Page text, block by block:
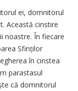
ei, domnitorul
Această cinstire
noastre. În fiecare
Sfinților
în cinstea
parastasul
că domnitorul